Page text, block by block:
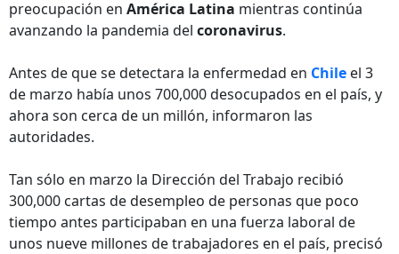
preocupación en América Latina mientras continúa
avanzando la pandemia del coronavirus.
Antes de que se detectara la enfermedad en Chile el 3
de marzo había unos 700,000 desocupados en el país, y
ahora son cerca de un millón, informaron las
autoridades.
Tan sólo en marzo la Dirección del Trabajo recibió
300,000 cartas de desempleo de personas que poco
tiempo antes participaban en una fuerza laboral de
unos nueve millones de trabajadores en el país, precisó